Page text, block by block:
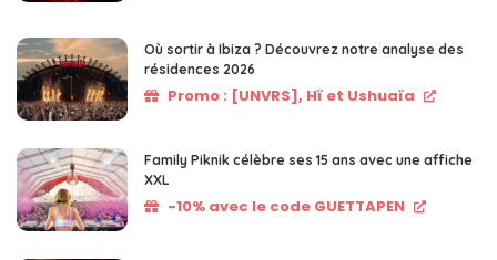
Où sortir à Ibiza ? Découvrez notre analyse des
résidences 2026
Promo : [UNVRS], Hï et Ushuaïa
Family Piknik célèbre ses 15 ans avec une affiche
XXL
-10% avec le code GUETTAPEN